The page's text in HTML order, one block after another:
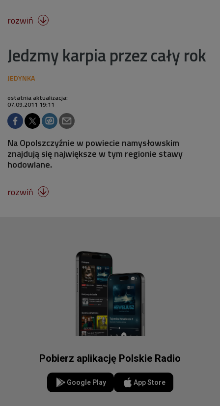
rozwiń 
Jedzmy karpia przez cały rok
ostatnia aktualizacja:
07.09.2011 19:11
Na Opolszczyźnie w powiecie namysłowskim
znajdują się największe w tym regionie stawy
hodowlane.
rozwiń 
Pobierz aplikację Polskie Radio
Google Play App Store